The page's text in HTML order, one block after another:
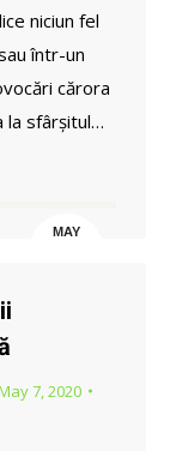
niciun fel
într-un
cărora
la sfârșitul…
MAY
7, 2020